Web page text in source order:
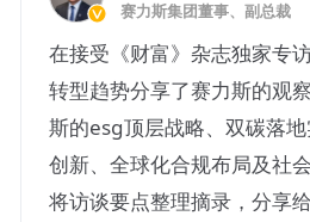
赛力斯集团董事、副总裁
在接受《财富》杂志独家专
转型趋势分享了赛力斯的观
斯的esg顶层战略、双碳落
创新、全球化合规布局及社
将访谈要点整理摘录，分享